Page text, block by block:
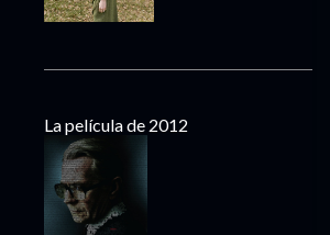
La película de 2012